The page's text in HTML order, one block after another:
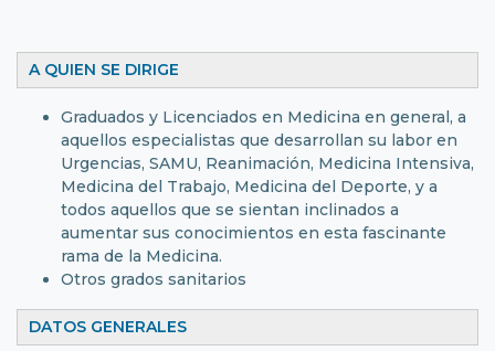
A QUIEN SE DIRIGE
Graduados y Licenciados en Medicina en general, a
aquellos especialistas que desarrollan su labor en
Urgencias, SAMU, Reanimación, Medicina Intensiva,
Medicina del Trabajo, Medicina del Deporte, y a
todos aquellos que se sientan inclinados a
aumentar sus conocimientos en esta fascinante
rama de la Medicina.
Otros grados sanitarios
DATOS GENERALES